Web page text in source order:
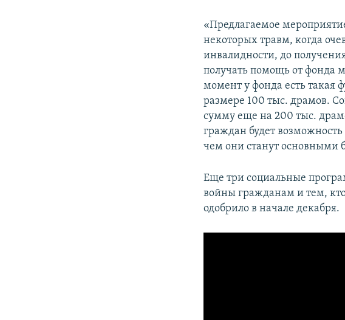
«Предлагаемое
некоторых травм, когда
инвалидности, до
получать помощь от фонда
момент у фонда есть такая
размере 100 тыс. драмов.
сумму еще на 200 тыс.
граждан будет
чем они станут основными
Еще три социальные
войны гражданам и тем,
одобрило в начале декабря.